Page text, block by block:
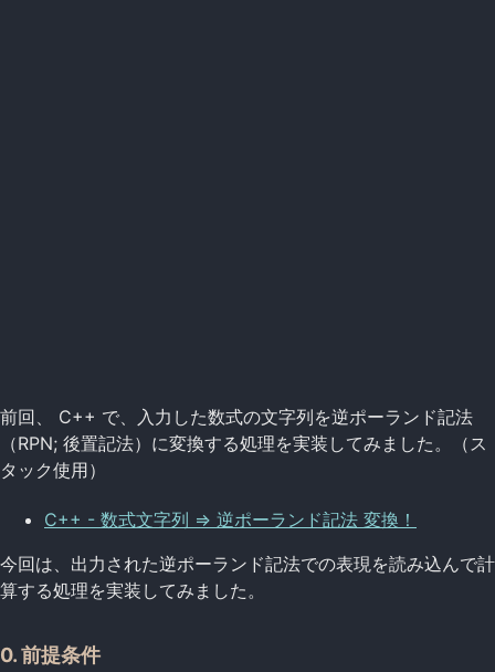
前回、 C++ で、入力した数式の文字列を逆ポーランド記法
（RPN; 後置記法）に変換する処理を実装してみました。（ス
タック使用）
C++ - 数式文字列 => 逆ポーランド記法 変換！
今回は、出力された逆ポーランド記法での表現を読み込んで計
算する処理を実装してみました。
0. 前提条件